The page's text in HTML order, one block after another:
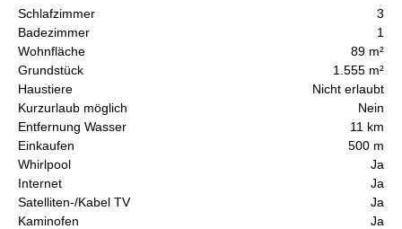
Schlafzimmer
3
Badezimmer
1
Wohnfläche
89 m²
Grundstück
1.555 m²
Haustiere
Nicht erlaubt
Kurzurlaub möglich
Nein
Entfernung Wasser
11 km
Einkaufen
500 m
Whirlpool
Ja
Internet
Ja
Satelliten-/Kabel TV
Ja
Kaminofen
Ja